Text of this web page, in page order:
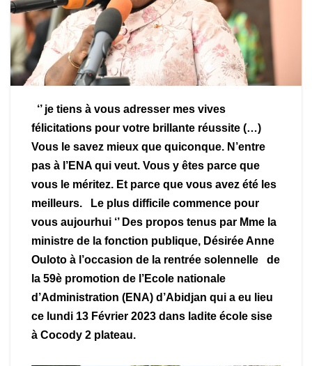
‘’ je tiens à vous adresser mes vives
félicitations pour votre brillante réussite (…)
Vous le savez mieux que quiconque. N’entre
pas à l’ENA qui veut. Vous y êtes parce que
vous le méritez. Et parce que vous avez été les
meilleurs. Le plus difficile commence pour
vous aujourhui ‘’ Des propos tenus par Mme la
ministre de la fonction publique, Désirée Anne
Ouloto à l’occasion de la rentrée solennelle de
la 59è promotion de l’Ecole nationale
d’Administration (ENA) d’Abidjan qui a eu lieu
ce lundi 13 Février 2023 dans ladite école sise
à Cocody 2 plateau.